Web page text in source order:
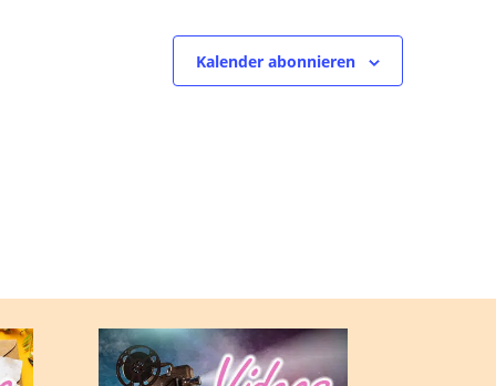
Kalender abonnieren